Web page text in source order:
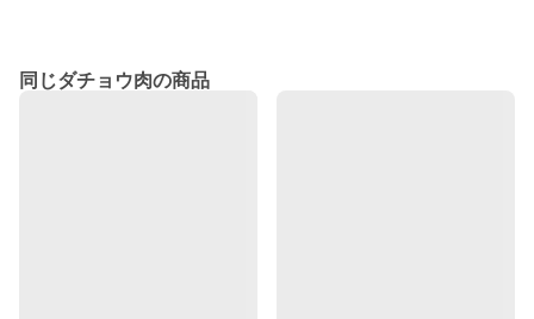
同じダチョウ肉の商品